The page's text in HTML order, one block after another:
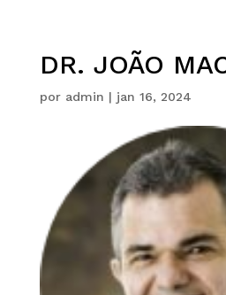
DR. JOÃO
por admin | jan 16, 2024